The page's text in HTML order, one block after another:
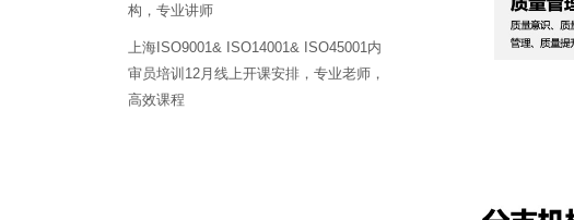
构，专业讲师
上海ISO9001& ISO14001& ISO45001内
审员培训12月线上开课安排，专业老师，
高效课程